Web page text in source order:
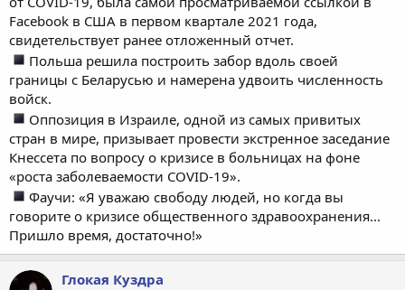
Facebook в США в первом квартале 2021 года,
свидетельствует ранее отложенный отчет.
Польша решила построить забор вдоль своей
границы с Беларусью и намерена удвоить численность
войск.
Оппозиция в Израиле, одной из самых привитых
стран в мире, призывает провести экстренное заседание
Кнессета по вопросу о кризисе в больницах на фоне
«роста заболеваемости COVID-19».
Фаучи: «Я уважаю свободу людей, но когда вы
говорите о кризисе общественного здравоохранения...
Пришло время, достаточно!»
Глокая Куздра